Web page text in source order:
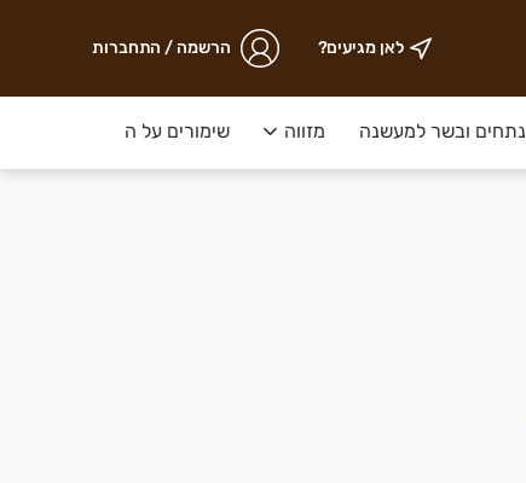
לאן מגיעים? הרשמה / התחברות
נתחים ובשר למעשנה מזווה שימורים על המדף